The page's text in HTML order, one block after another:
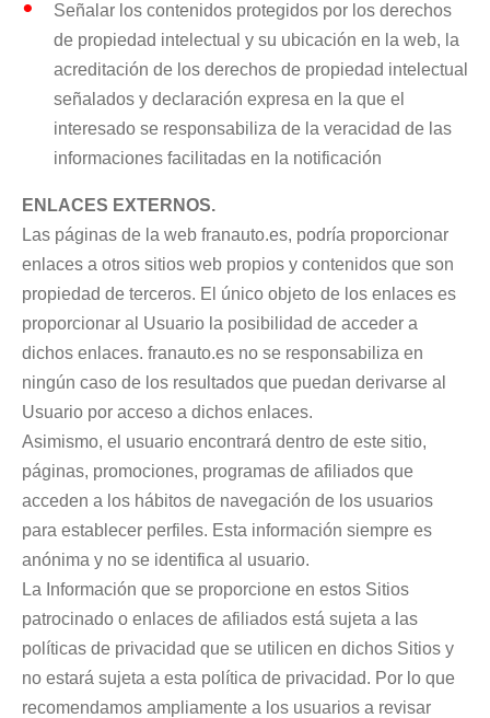
Señalar los contenidos protegidos por los derechos
de propiedad intelectual y su ubicación en la web, la
acreditación de los derechos de propiedad intelectual
señalados y declaración expresa en la que el
interesado se responsabiliza de la veracidad de las
informaciones facilitadas en la notificación
ENLACES EXTERNOS.
Las páginas de la web franauto.es, podría proporcionar
enlaces a otros sitios web propios y contenidos que son
propiedad de terceros. El único objeto de los enlaces es
proporcionar al Usuario la posibilidad de acceder a
dichos enlaces. franauto.es no se responsabiliza en
ningún caso de los resultados que puedan derivarse al
Usuario por acceso a dichos enlaces.
Asimismo, el usuario encontrará dentro de este sitio,
páginas, promociones, programas de afiliados que
acceden a los hábitos de navegación de los usuarios
para establecer perfiles. Esta información siempre es
anónima y no se identifica al usuario.
La Información que se proporcione en estos Sitios
patrocinado o enlaces de afiliados está sujeta a las
políticas de privacidad que se utilicen en dichos Sitios y
no estará sujeta a esta política de privacidad. Por lo que
recomendamos ampliamente a los usuarios a revisar